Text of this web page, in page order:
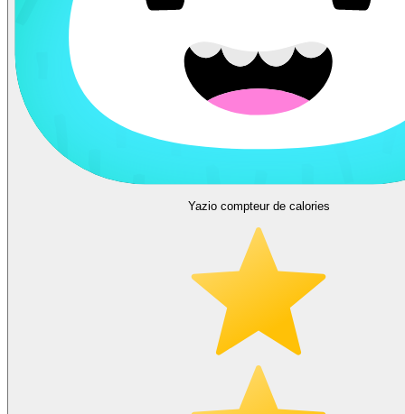
Yazio compteur de calories